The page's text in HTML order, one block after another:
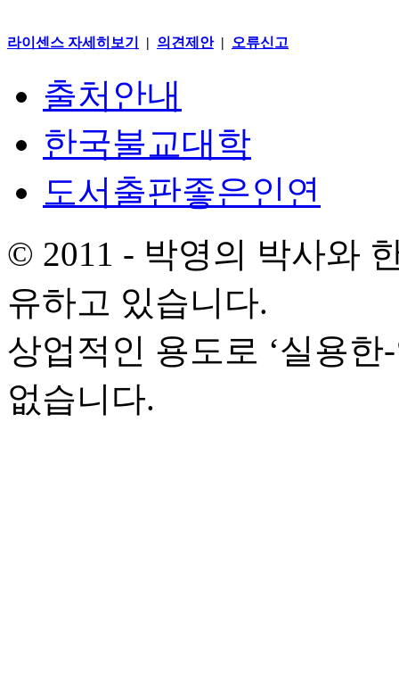
라이센스 자세히보기 | 의견제안| 오류신고
출처안내
한국불교대학
도서출판좋은인연
© 2011 - 박영의 박사와
유하고 있습니다.
상업적인 용도로 ‘실용
없습니다.